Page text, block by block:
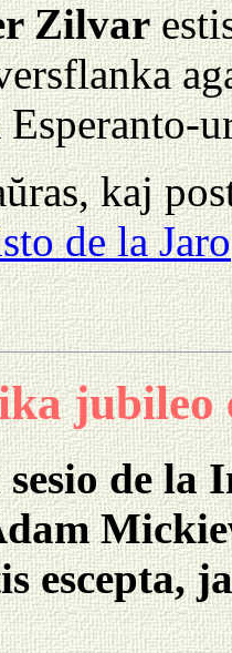
Zilvar
kaj
de la Jaro
jubileo
sesio de
escepta,